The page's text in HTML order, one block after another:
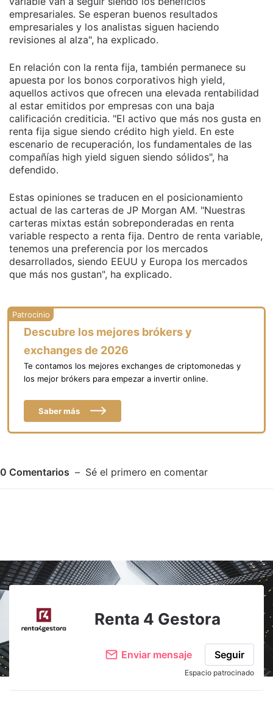
empresariales. Se esperan buenos resultados
empresariales y los analistas siguen haciendo
revisiones al alza", ha explicado.
En relación con la renta fija, también permanece su
apuesta por los bonos corporativos high yield,
aquellos activos que ofrecen una elevada rentabilidad
al estar emitidos por empresas con una baja
calificación crediticia. "El activo que más nos gusta en
renta fija sigue siendo crédito high yield. En este
escenario de recuperación, los fundamentales de las
compañías high yield siguen siendo sólidos", ha
defendido.
Estas opiniones se traducen en el posicionamiento
actual de las carteras de JP Morgan AM. "Nuestras
carteras mixtas están sobreponderadas en renta
variable respecto a renta fija. Dentro de renta variable,
tenemos una preferencia por los mercados
desarrollados, siendo EEUU y Europa los mercados
que más nos gustan", ha explicado.
Descubre los mejores brókers y
exchanges de 2026
Te contamos los mejores exchanges de criptomonedas y
los mejor brókers para empezar a invertir online.
Saber más
0 Comentarios Sé el primero en comentar
Adjuntar imagen Comentar
Renta 4 Gestora
Enviar mensaje Seguir
Espacio patrocinado